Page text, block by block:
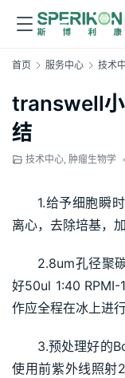
首页 服务中心 技术
transwell小
结
技术中心, 肿瘤生物学 •
1.给予细胞瞬
离心，去除培基，
2.8um孔径聚
好50ul 1:40 RPMI-
作应全程在冰上进
3.预处理好的
使用前紫外线照射